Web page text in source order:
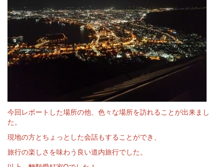
今回レポートした場所の他、色々な場所を訪れることが出来まし
た。
現地の方とちょっとした会話もすることができ、
旅行の楽しさを味わう良い道内旅行でした。